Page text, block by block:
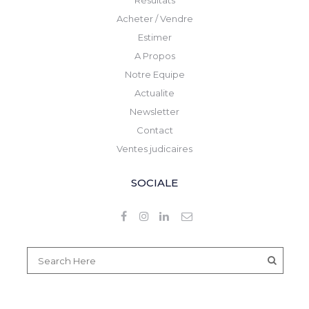
Acheter / Vendre
Estimer
A Propos
Notre Equipe
Actualite
Newsletter
Contact
Ventes judicaires
SOCIALE